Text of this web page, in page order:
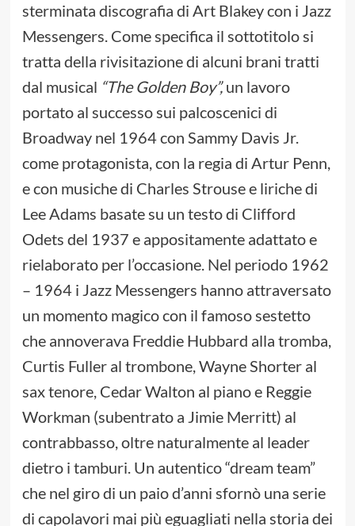
sterminata discografia di Art Blakey con i Jazz
Messengers. Come specifica il sottotitolo si
tratta della rivisitazione di alcuni brani tratti
dal musical “The Golden Boy”,un lavoro
portato al successo sui palcoscenici di
Broadway nel 1964 con Sammy Davis Jr.
come protagonista, con la regia di Artur Penn,
e con musiche di Charles Strouse e liriche di
Lee Adams basate su un testo di Clifford
Odets del 1937 e appositamente adattato e
rielaborato per l’occasione. Nel periodo 1962
– 1964 i Jazz Messengers hanno attraversato
un momento magico con il famoso sestetto
che annoverava Freddie Hubbard alla tromba,
Curtis Fuller al trombone, Wayne Shorter al
sax tenore, Cedar Walton al piano e Reggie
Workman (subentrato a Jimie Merritt) al
contrabbasso, oltre naturalmente al leader
dietro i tamburi. Un autentico “dream team”
che nel giro di un paio d’anni sfornò una serie
di capolavori mai più eguagliati nella storia dei